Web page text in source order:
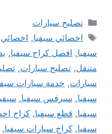
التصنيفات
تصليح سيارات
الوسوم
اخصائي سيفيا, اخصائي
سيفيا, افضل كراج سيفيا,
متنقل, تصليح سيارات,
سيارات, خدمة سيارات
سيفيا, سيرفس سيفيا,
سيفيا, قطع سيفيا, كراج
سيفيا, كراج سيارات سيفيا,